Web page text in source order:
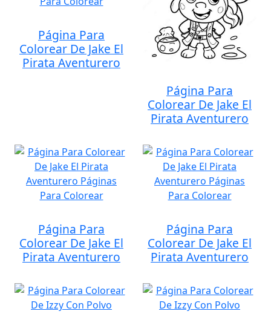
Página Para
Colorear De Jake El
Pirata Aventurero
Página Para
Colorear De Jake El
Pirata Aventurero
Página Para
Colorear De Jake El
Pirata Aventurero
Página Para
Colorear De Jake El
Pirata Aventurero